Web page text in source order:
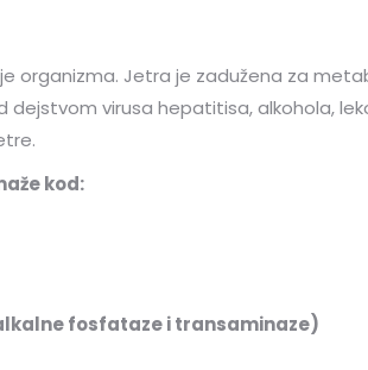
organizma. Jetra je zadužena za
virusa hepatitisa, alkohola,
kod:
fosfataze i transaminaze)